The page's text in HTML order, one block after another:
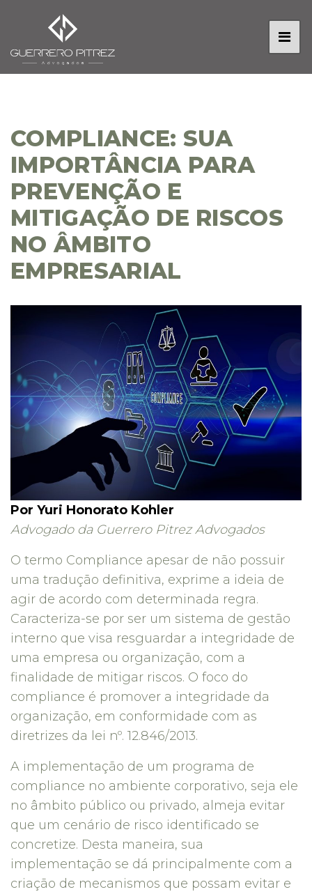
COMPLIANCE: SUA
IMPORTÂNCIA PARA
PREVENÇÃO E
MITIGAÇÃO DE RISCOS
NO ÂMBITO
EMPRESARIAL
Por Yuri Honorato Kohler
Advogado da Guerrero Pitrez Advogados
O termo Compliance apesar de não possuir
uma tradução definitiva, exprime a ideia de
agir de acordo com determinada regra.
Caracteriza-se por ser um sistema de gestão
interno que visa resguardar a integridade de
uma empresa ou organização, com a
finalidade de mitigar riscos. O foco do
compliance é promover a integridade da
organização, em conformidade com as
diretrizes da lei nº. 12.846/2013.
A implementação de um programa de
compliance no ambiente corporativo, seja ele
no âmbito público ou privado, almeja evitar
que um cenário de risco identificado se
concretize. Desta maneira, sua
implementação se dá principalmente com a
criação de mecanismos que possam evitar e